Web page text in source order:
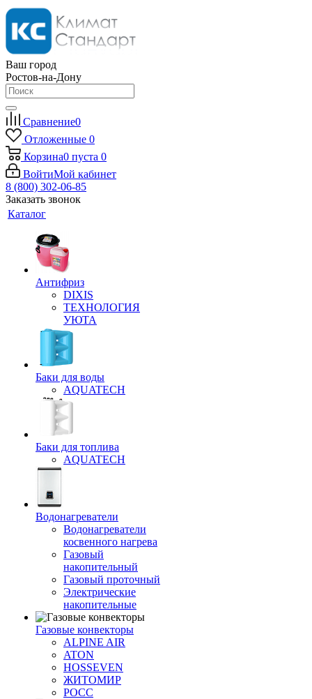
Ваш город
Ростов-на-Дону
Сравнение0
Отложенные 0
Корзина0 пуста 0
ВойтиМой кабинет
8 (800) 302-06-85
Заказать звонок
Каталог
Антифриз
DIXIS
ТЕХНОЛОГИЯ
УЮТА
Баки для воды
AQUATECH
Баки для топлива
AQUATECH
Водонагреватели
Водонагреватели
косвенного нагрева
Газовый
накопительный
Газовый проточный
Электрические
накопительные
Газовые конвекторы
ALPINE AIR
ATON
HOSSEVEN
ЖИТОМИР
РОСС